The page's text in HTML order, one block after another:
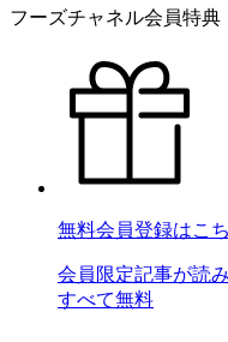
フーズチャネル会員特典
無料会員登録はこ
会員限定記事が読
すべて無料